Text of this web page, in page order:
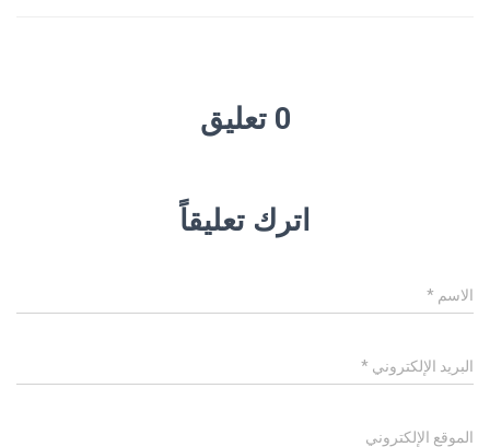
0 تعليق
اترك تعليقاً
الاسم *
البريد الإلكتروني *
الموقع الإلكتروني